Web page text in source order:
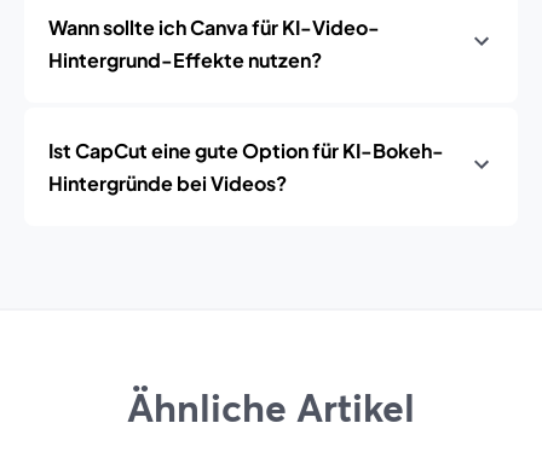
Wann sollte ich Canva für KI-Video-
Hintergrund-Effekte nutzen?
Ist CapCut eine gute Option für KI-Bokeh-
Hintergründe bei Videos?
Ähnliche Artikel